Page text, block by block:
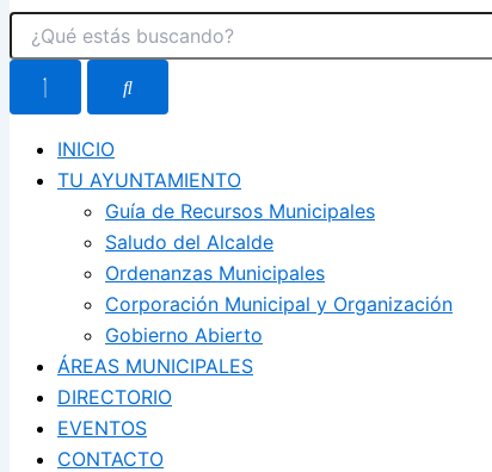
INICIO
TU AYUNTAMIENTO
Guía de Recursos Municipales
Saludo del Alcalde
Ordenanzas Municipales
Corporación Municipal y Organización
Gobierno Abierto
ÁREAS MUNICIPALES
DIRECTORIO
EVENTOS
CONTACTO